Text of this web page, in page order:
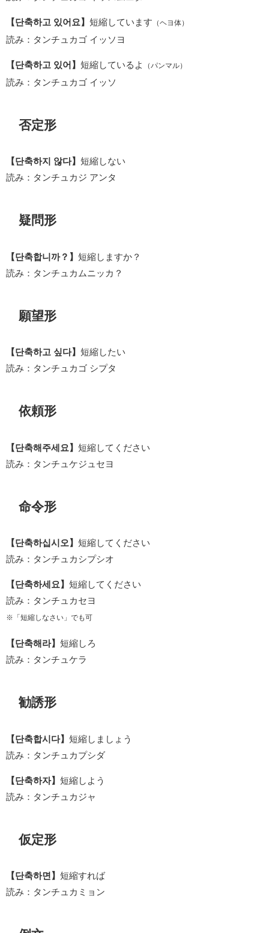
【단축하고 있어요】 短縮しています （ヘヨ体）
読み：タンチュカゴ イッソヨ
【단축하고 있어】 短縮しているよ （パンマル）
読み：タンチュカゴ イッソ
否定形
【단축하지 않다】 短縮しない
読み：タンチュカジ アンタ
疑問形
【단축합니까？】 短縮しますか？
読み：タンチュカムニッカ？
願望形
【단축하고 싶다】 短縮したい
読み：タンチュカゴ シプタ
依頼形
【단축해주세요】 短縮してください
読み：タンチュケジュセヨ
命令形
【단축하십시오】 短縮してください
読み：タンチュカシプシオ
【단축하세요】 短縮してください
読み：タンチュカセヨ
※「短縮しなさい」でも可
【단축해라】 短縮しろ
読み：タンチュケラ
勧誘形
【단축합시다】 短縮しましょう
読み：タンチュカプシダ
【단축하자】 短縮しよう
読み：タンチュカジャ
仮定形
【단축하면】 短縮すれば
読み：タンチュカミョン